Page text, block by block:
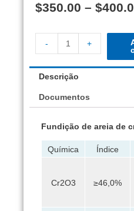
$350.00 – $
- +
Descrição
Documentos
Fundição de areia de
Química Índice
Cr2O3 ≥46,0%